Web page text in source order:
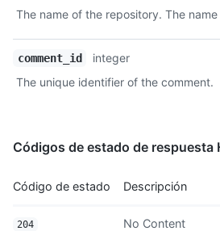
The name of the repository. The
comment_id integer
The unique identifier of the comment.
Códigos de estado de respuesta
Código de estado Descripción
204 No Content